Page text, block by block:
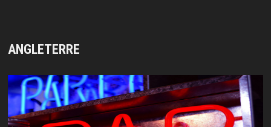
ANGLETERRE